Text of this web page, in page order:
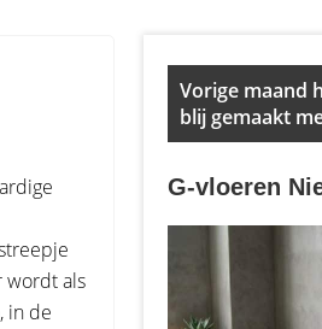
wordt als
in de
Primary
Sidebar
Vorige maand
blij gemaakt
G-vloeren